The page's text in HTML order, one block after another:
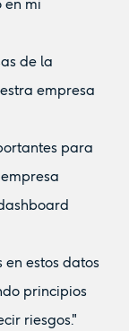
en mi
de la
empresa
para
estos datos
principios
riesgos."